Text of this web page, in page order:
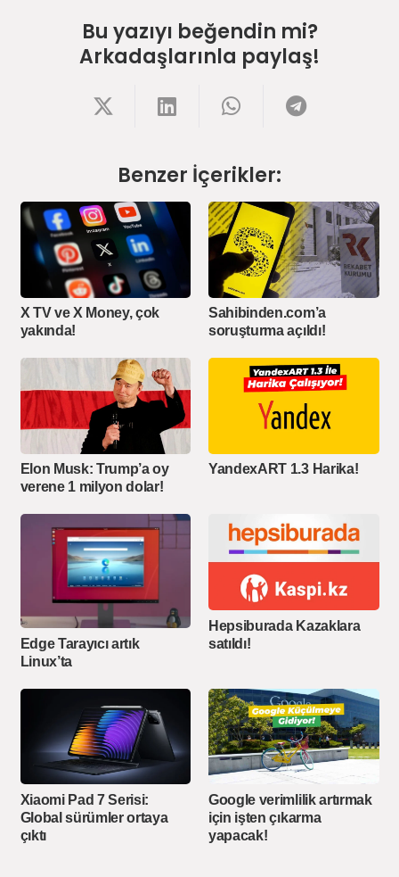
Bu yazıyı beğendin mi?
Arkadaşlarınla paylaş!
Benzer İçerikler:
X TV ve X Money, çok
yakında!
Sahibinden.com’a
soruşturma açıldı!
Elon Musk: Trump’a oy
verene 1 milyon dolar!
YandexART 1.3 Harika!
Edge Tarayıcı artık
Linux’ta
Hepsiburada Kazaklara
satıldı!
Xiaomi Pad 7 Serisi:
Global sürümler ortaya
çıktı
Google verimlilik artırmak
için işten çıkarma
yapacak!